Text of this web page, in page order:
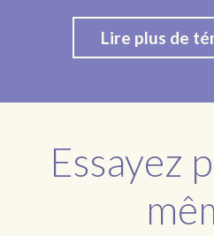
Lire plus de
Essayez